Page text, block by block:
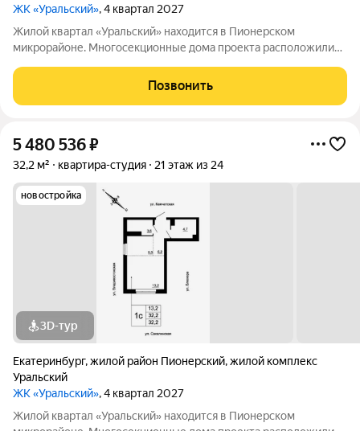
ЖК «Уральский», 4 квартал 2027
Жилой квартал «Уральский» находится в Пионерском
микрорайоне. Многосекционные дома проекта расположились
Сахалинской, вблизи от Шарташского лесопарка. Мастер план
проекта предполагает возведение
Позвонить
5 480 536₽
32,2 м² квартира-студия 21 этаж из 24
новостройка
3D-тур
Екатеринбург,жилой район Пионерский,жилой комплекс
Уральский
ЖК «Уральский», 4 квартал 2027
Жилой квартал «Уральский» находится в Пионерском